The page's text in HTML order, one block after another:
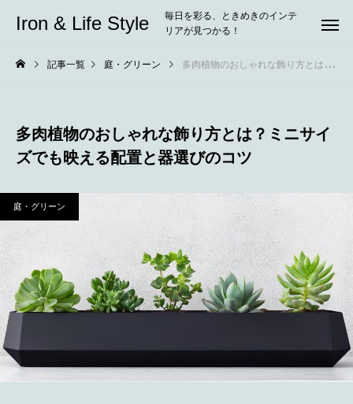
Iron & Life Style
毎日を彩る、ときめきのインテ
リアが見つかる！
記事一覧 庭・グリーン 多肉植物のおしゃれな飾り方とは？ミニサイズでも映える配置と器選びのコツ
多肉植物のおしゃれな飾り方とは？ミニサイ
ズでも映える配置と器選びのコツ
庭・グリーン